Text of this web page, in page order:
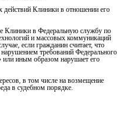
действий Клиники в отношении его
Клиники в Федеральную службу по
и массовых коммуникаций
если гражданин считает, что
требований Федерального
иным образом нарушает его
в том числе на возмещение
в судебном порядке.